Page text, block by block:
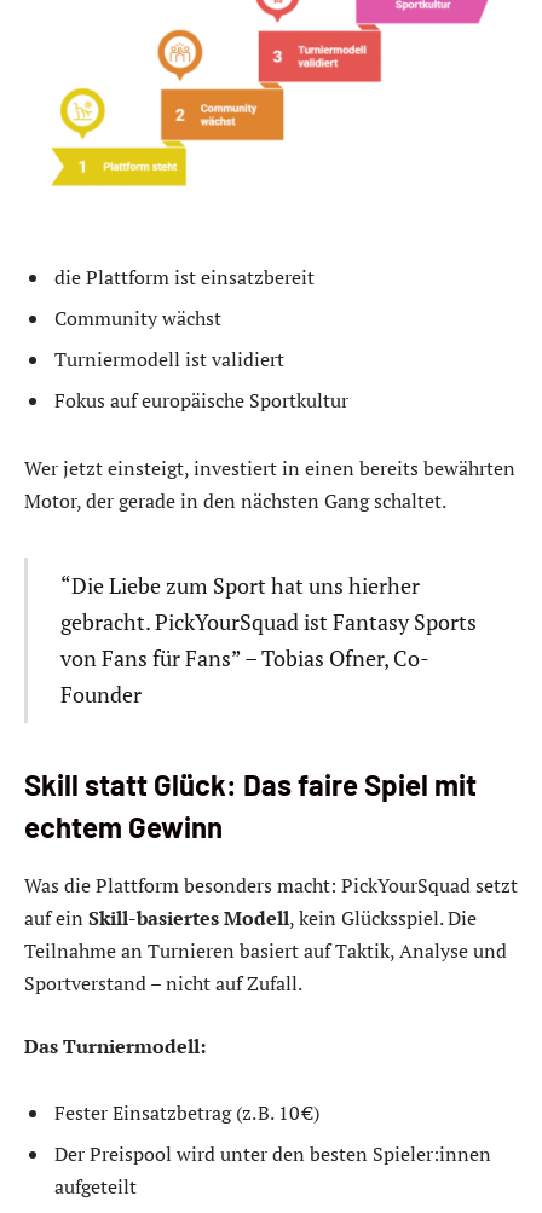
die Plattform ist einsatzbereit
Community wächst
Turniermodell ist validiert
Fokus auf europäische Sportkultur
Wer jetzt einsteigt, investiert in einen bereits bewährten
Motor, der gerade in den nächsten Gang schaltet.
“Die Liebe zum Sport hat uns hierher
gebracht. PickYourSquad ist Fantasy Sports
von Fans für Fans” – Tobias Ofner, Co-
Founder
Skill statt Glück: Das faire Spiel mit
echtem Gewinn
Was die Plattform besonders macht: PickYourSquad setzt
auf ein Skill-basiertes Modell, kein Glücksspiel. Die
Teilnahme an Turnieren basiert auf Taktik, Analyse und
Sportverstand – nicht auf Zufall.
Das Turniermodell:
Fester Einsatzbetrag (z. B. 10 €)
Der Preispool wird unter den besten Spieler:innen
aufgeteilt